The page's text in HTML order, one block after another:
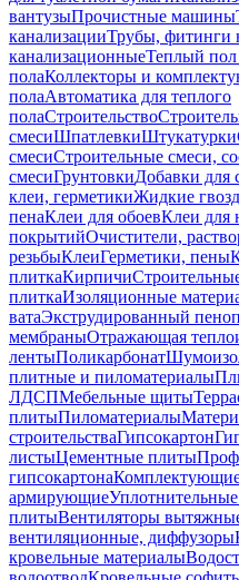
вантузыПрочистные машины
канализацииТрубы, фитинги
канализационныеТеплый пол
полаКоллекторы и
полаАвтоматика для теплого
полаСтроительство
смесиШпатлевкиШтукатурки
смесиСтроительные смеси,
смесиГрунтовкиДобавки для
клеи, герметикиЖидкие
пенаКлеи для обоевКлеи для
покрытийОчистители,
резьбыКлеиГерметики, пены
плиткаКирпичи
плиткаИзоляционные
ватаЭкструдированный
мембраныОтражающая
лентыПоликарбонат
плитные и пиломатериалы
ЛДСПМебельные щиты
плитыПиломатериалы
строительстваГипсокартон
листыЦементные плиты
гипсокартонаКомплектующие
армирующие
плитыВентиляторы
вентиляционные, диффузоры
кровельные материалы